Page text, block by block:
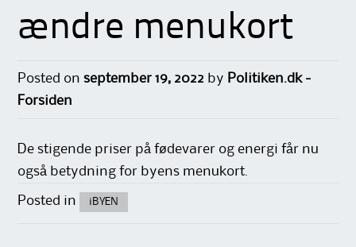
ændre menukort
Posted onseptember 19, 2022 by Politiken.dk -
Forsiden
De stigende priser på fødevarer og energi får nu
også betydning for byens menukort.
Posted in iBYEN